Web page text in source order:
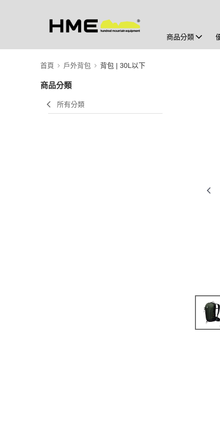
商品分類
首頁 戶外背包 背包 | 30L以下
商品分類
所有分類